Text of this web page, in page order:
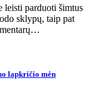
leisti parduoti šimtus
sklypų, taip pat
lapkričio mėn